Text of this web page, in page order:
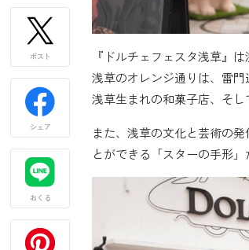
『ドルチェフェスタ浅草』
浅草のオレンジ通りは、雷
浅草生まれの和菓子店、そし
また、浅草の文化と芸術の
とができる「スターの手形」
ポスト
シェア
おくる